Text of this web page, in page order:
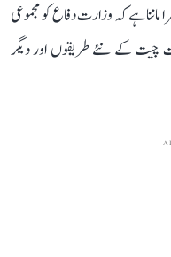
ہے کہ وزارت دفاع کو مجموعی
چیت کے نئے طریقوں اور دیگر